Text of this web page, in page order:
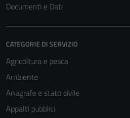
Documenti e Dati
CATEGORIE DI SERVIZIO
Agricoltura e pesca
Ambiente
Anagrafe e stato civile
Appalti pubblici